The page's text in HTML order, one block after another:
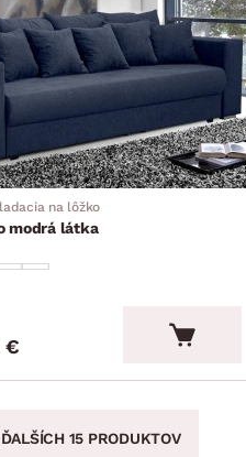
na lôžko
modrá látka
€
ĎALŠÍCH 15 PRODUKTOV